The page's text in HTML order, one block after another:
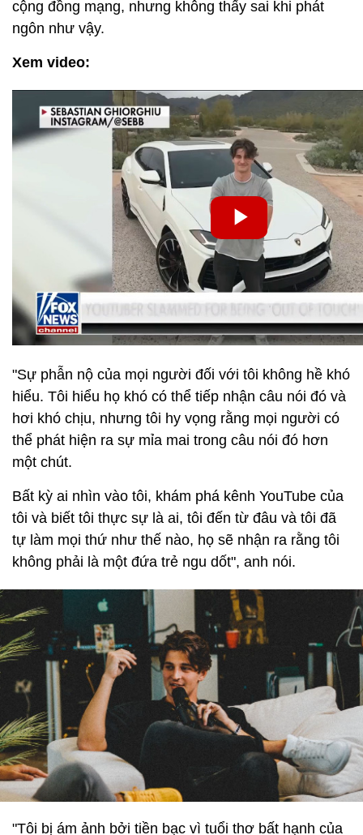
cộng đồng mạng, nhưng không thấy sai khi phát
ngôn như vậy.
Xem video:
"Sự phẫn nộ của mọi người đối với tôi không hề khó
hiểu. Tôi hiểu họ khó có thể tiếp nhận câu nói đó và
hơi khó chịu, nhưng tôi hy vọng rằng mọi người có
thể phát hiện ra sự mỉa mai trong câu nói đó hơn
một chút.
Bất kỳ ai nhìn vào tôi, khám phá kênh YouTube của
tôi và biết tôi thực sự là ai, tôi đến từ đâu và tôi đã
tự làm mọi thứ như thế nào, họ sẽ nhận ra rằng tôi
không phải là một đứa trẻ ngu dốt", anh nói.
"Tôi bị ám ảnh bởi tiền bạc vì tuổi thơ bất hạnh của